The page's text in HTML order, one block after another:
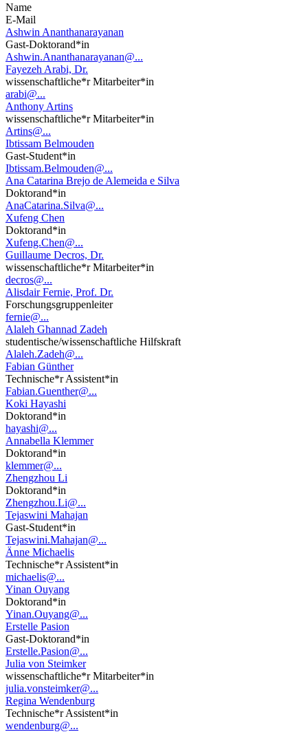
Name
E-Mail
Ashwin Ananthanarayanan
Gast-Doktorand*in
Ashwin.Ananthanarayanan@...
Fayezeh Arabi, Dr.
wissenschaftliche*r Mitarbeiter*in
arabi@...
Anthony Artins
wissenschaftliche*r Mitarbeiter*in
Artins@...
Ibtissam Belmouden
Gast-Student*in
Ibtissam.Belmouden@...
Ana Catarina Brejo de Alemeida e Silva
Doktorand*in
AnaCatarina.Silva@...
Xufeng Chen
Doktorand*in
Xufeng.Chen@...
Guillaume Decros, Dr.
wissenschaftliche*r Mitarbeiter*in
decros@...
Alisdair Fernie, Prof. Dr.
Forschungsgruppenleiter
fernie@...
Alaleh Ghannad Zadeh
studentische/wissenschaftliche Hilfskraft
Alaleh.Zadeh@...
Fabian Günther
Technische*r Assistent*in
Fabian.Guenther@...
Koki Hayashi
Doktorand*in
hayashi@...
Annabella Klemmer
Doktorand*in
klemmer@...
Zhengzhou Li
Doktorand*in
Zhengzhou.Li@...
Tejaswini Mahajan
Gast-Student*in
Tejaswini.Mahajan@...
Änne Michaelis
Technische*r Assistent*in
michaelis@...
Yinan Ouyang
Doktorand*in
Yinan.Ouyang@...
Erstelle Pasion
Gast-Doktorand*in
Erstelle.Pasion@...
Julia von Steimker
wissenschaftliche*r Mitarbeiter*in
julia.vonsteimker@...
Regina Wendenburg
Technische*r Assistent*in
wendenburg@...